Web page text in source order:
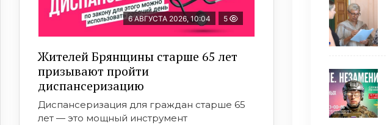
6 АВГУСТА 2026, 10:04 5
Жителей Брянщины старше 65 лет
призывают пройти
диспансеризацию
Диспансеризация для граждан старше 65
лет — это мощный инструмент